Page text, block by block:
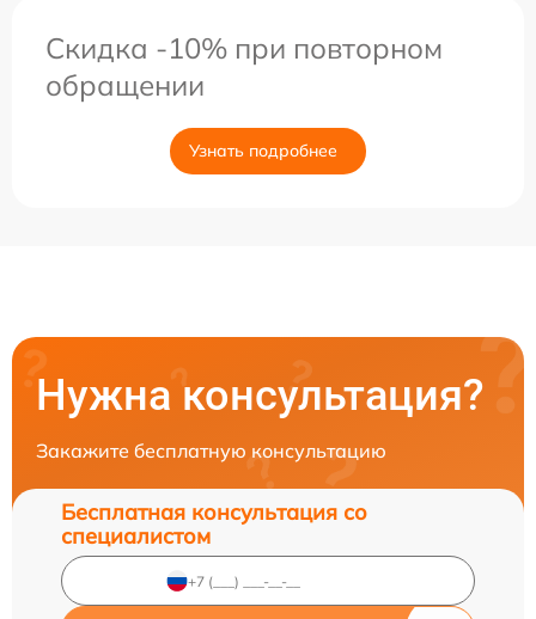
Скидка -10% при повторном
обращении
Узнать подробнее
Нужна консультация?
Закажите бесплатную консультацию
Бесплатная консультация со
специалистом